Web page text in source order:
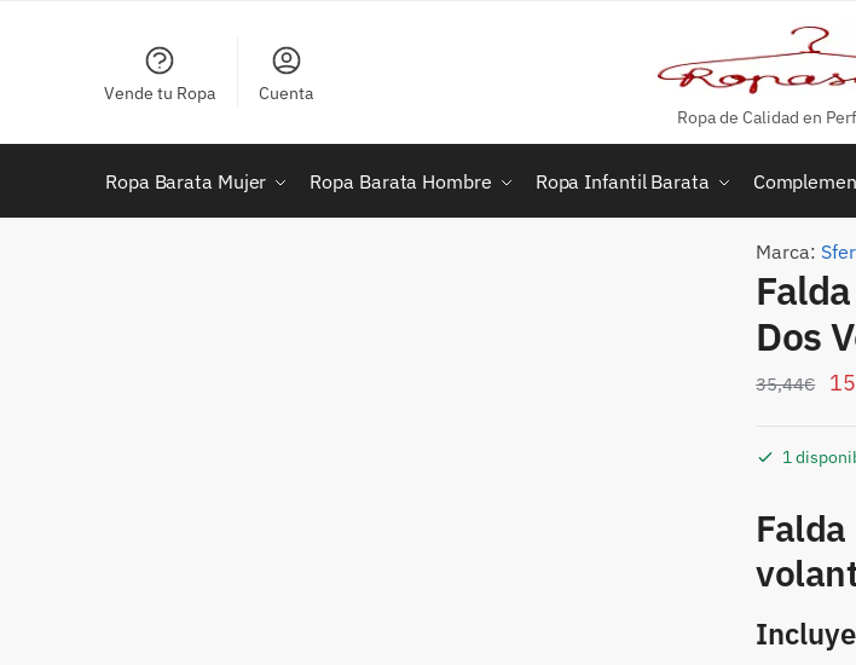
Ropa de Calidad en
Vende tu Ropa Cuenta
Ropa Barata Mujer Ropa Barata Hombre Ropa Infantil Barata
Marca:
Dos
35,44€
1